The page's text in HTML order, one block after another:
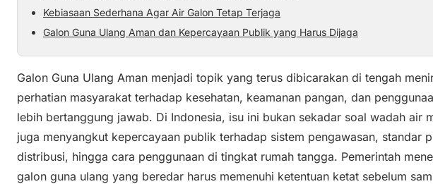
Kebiasaan Sederhana Agar Air Galon Tetap Terjaga
Galon Guna Ulang Aman dan Kepercayaan Publik yang Harus Dijaga
Galon Guna Ulang Aman menjadi topik yang terus dibicarakan di tengah
perhatian masyarakat terhadap kesehatan, keamanan pangan, dan
lebih bertanggung jawab. Di Indonesia, isu ini bukan sekadar soal wadah air
juga menyangkut kepercayaan publik terhadap sistem pengawasan, standar
distribusi, hingga cara penggunaan di tingkat rumah tangga. Pemerintah
galon guna ulang yang beredar harus memenuhi ketentuan ketat sebelum